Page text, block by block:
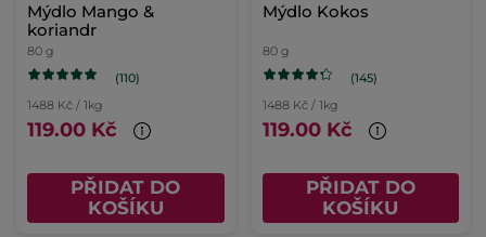
Mýdlo Mango &
koriandr
80 g
(110)
1488 Kč / 1kg
119.00 Kč
PŘIDAT DO
KOŠÍKU
Mýdlo Kokos
80 g
(145)
1488 Kč / 1kg
119.00 Kč
PŘIDAT DO
KOŠÍKU